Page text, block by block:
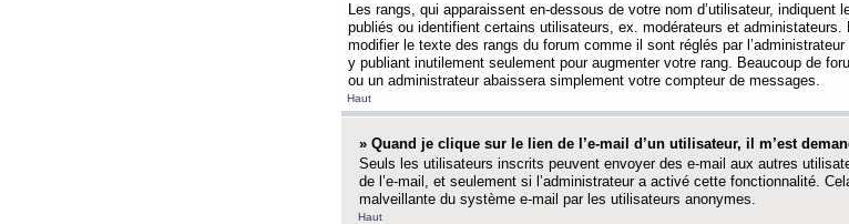
Les rangs, qui apparaissent en-dessous de votre nom d’utilisateur, indiquent
publiés ou identifient certains utilisateurs, ex. modérateurs et
modifier le texte des rangs du forum comme il sont réglés par
y publiant inutilement seulement pour augmenter votre rang. Beaucoup de
ou un administrateur abaissera simplement votre compteur de messages.
Haut
» Quand je clique sur le lien de l’e-mail d’un utilisateur, il m’est
Seuls les utilisateurs inscrits peuvent envoyer des e-mail aux autres
de l’e-mail, et seulement si l’administrateur a activé cette fonctionnalité.
malveillante du système e-mail par les utilisateurs anonymes.
Haut